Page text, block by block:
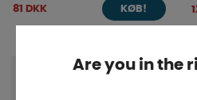
81 DKK KØB!
Are you in the